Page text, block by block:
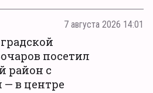
7 августа 2026 14:01
посетил
район с
— в центре